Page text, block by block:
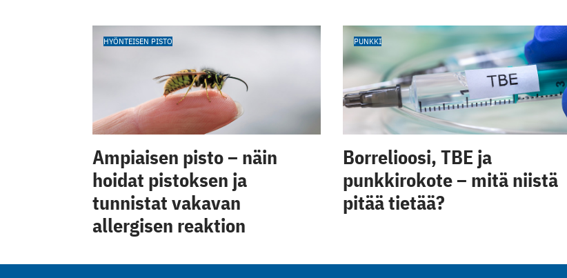
HYÖNTEISEN PISTO
Ampiaisen pisto – näin
hoidat pistoksen ja
tunnistat vakavan
allergisen reaktion
PUNKKI
Borrelioosi, TBE ja
punkkirokote – mitä niistä
pitää tietää?